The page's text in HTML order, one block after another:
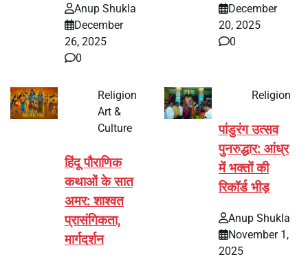
Anup Shukla
December
26, 2025
0
December
20, 2025
0
Religion
Art &
Culture
हिंदू पौराणिक
कथाओं के सात
अमर: शाश्वत
प्रासंगिकता,
मार्गदर्शन
Religion
पांडुरंग उत्सव
पुनरुद्धार: आंध्र
में भक्तों की
रिकॉर्ड भीड़
Anup Shukla
November 1,
2025